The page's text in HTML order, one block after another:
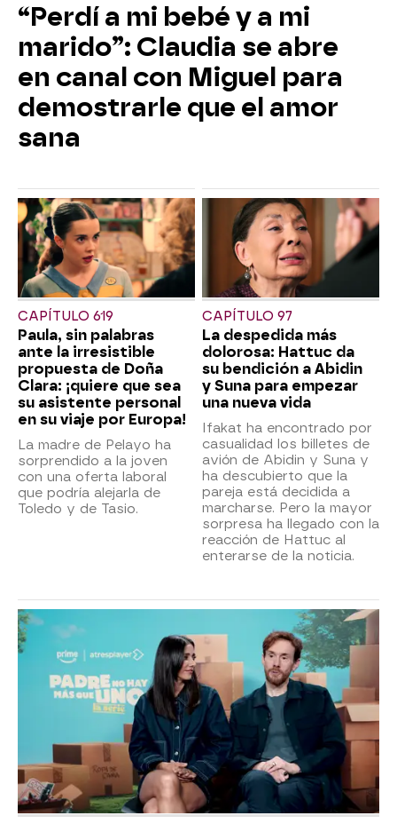
“Perdí a mi bebé y a mi
marido”: Claudia se abre
en canal con Miguel para
demostrarle que el amor
sana
CAPÍTULO 619
Paula, sin palabras
ante la irresistible
propuesta de Doña
Clara: ¡quiere que sea
su asistente personal
en su viaje por Europa!
La madre de Pelayo ha
sorprendido a la joven
con una oferta laboral
que podría alejarla de
Toledo y de Tasio.
CAPÍTULO 97
La despedida más
dolorosa: Hattuc da
su bendición a Abidin
y Suna para empezar
una nueva vida
Ifakat ha encontrado por
casualidad los billetes de
avión de Abidin y Suna y
ha descubierto que la
pareja está decidida a
marcharse. Pero la mayor
sorpresa ha llegado con la
reacción de Hattuc al
enterarse de la noticia.